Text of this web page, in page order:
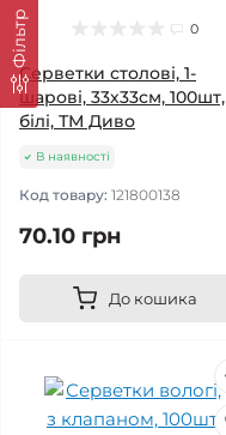
Фільтр 0
Серветки столові, 1-
шарові, 33х33см, 100шт,
білі, ТМ Диво
В наявності
Код товару: 121800138
70.10 грн
До кошика